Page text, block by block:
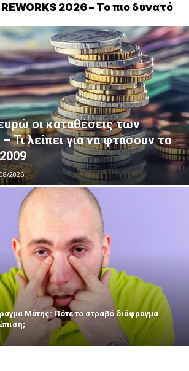
2026 – Το πιο δυνατό
οι καταθέσεις των
Τι λείπει για να φτάσουν τα
2026
Μύτης: Πότε το στραβό διάφραγμα